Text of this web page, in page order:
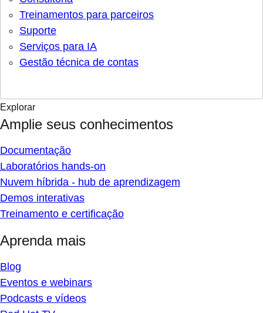
Treinamentos para parceiros
Suporte
Serviços para IA
Gestão técnica de contas
Explorar
Amplie seus conhecimentos
Documentação
Laboratórios hands-on
Nuvem híbrida - hub de aprendizagem
Demos interativas
Treinamento e certificação
Aprenda mais
Blog
Eventos e webinars
Podcasts e vídeos